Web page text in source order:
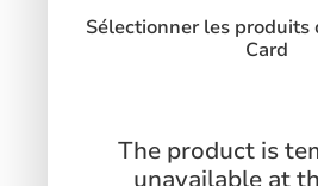
Sélectionner les produits
Card
The product is
unavailable at